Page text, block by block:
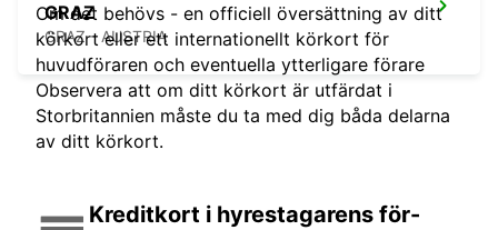
GRAZ
GRAZ - AUSTRIA
Om det behövs - en officiell översättning av ditt
körkort eller ett internationellt körkort för
huvudföraren och eventuella ytterligare förare
Observera att om ditt körkort är utfärdat i
Storbritannien måste du ta med dig båda delarna
av ditt körkort.
Kreditkort i hyrestagarens för-